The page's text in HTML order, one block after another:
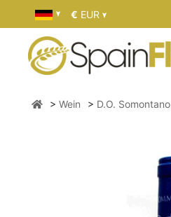
€ EUR
Wein D.O. Somontano